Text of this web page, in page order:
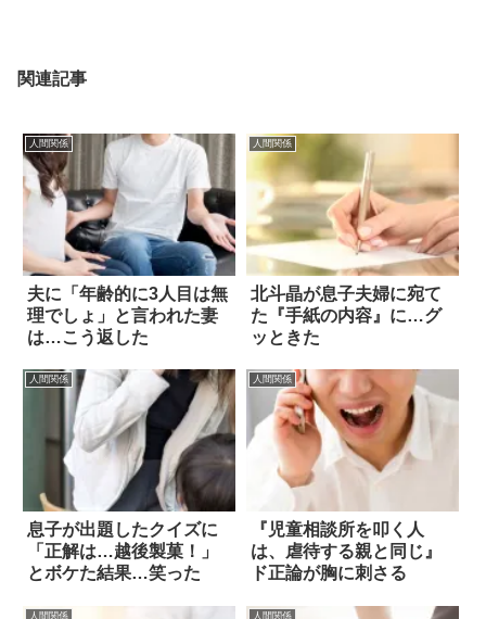
関連記事
人間関係
夫に「年齢的に3人目は無
理でしょ」と言われた妻
は…こう返した
人間関係
北斗晶が息子夫婦に宛て
た『手紙の内容』に…グ
ッときた
人間関係
息子が出題したクイズに
「正解は…越後製菓！」
とボケた結果…笑った
人間関係
『児童相談所を叩く人
は、虐待する親と同じ』
ド正論が胸に刺さる
人間関係 人間関係